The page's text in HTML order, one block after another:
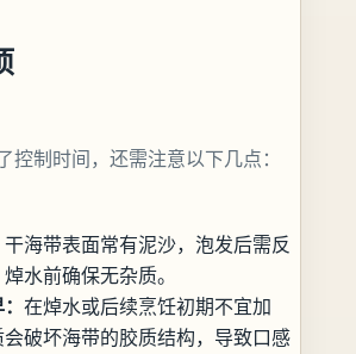
控制时间，还需注意以下几点：
干海带表面常有泥沙，泡发后需反
水前确保无杂质。
在焯水或后续烹饪初期不宜加
破坏海带的胶质结构，导致口感